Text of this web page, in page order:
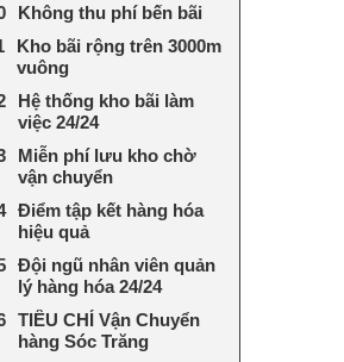
Không thu phí bến bãi
Kho bãi rộng trên 3000m
vuông
Hệ thống kho bãi làm
việc 24/24
Miễn phí lưu kho chờ
vận chuyển
Điểm tập kết hàng hóa
hiệu quả
Đội ngũ nhân viên quản
lý hàng hóa 24/24
TIÊU CHÍ Vận Chuyển
hàng Sóc Trăng